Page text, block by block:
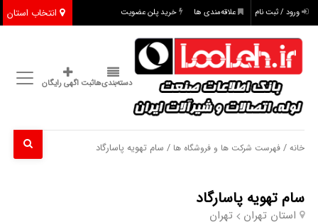
انتخاب استان ورود / ثبت نام علاقه‌مندی ها خرید پلن عضویت
دسته‌بندی‌هاثبت اگهی رایگان
خانه /فهرست شرکت ها و فروشگاه ها / سام تهویه پاسارگاد
سام تهویه پاسارگاد
استان تهران تهران